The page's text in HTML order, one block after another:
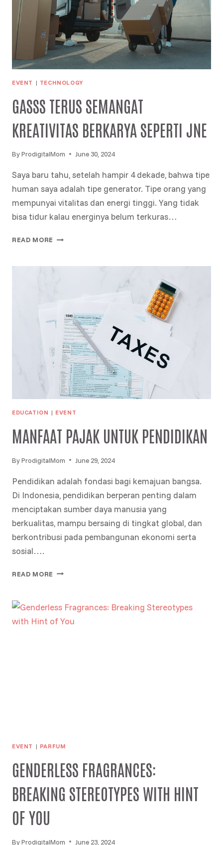
DAN
NYAMAN
PAKAI
LAPTOP
ASUS
AI
EVENT | TECHNOLOGY
GASSS TERUS SEMANGAT
KREATIVITAS BERKARYA SEPERTI JNE
ByProdigitalMom June 30, 2024
Saya baru tahu, setelah hampir 4 dekade, bahwa tipe
human saya adalah tipe generator. Tipe orang yang
mempunyai vitalitas dan energi tinggi. Yang tidak
bisa tidur kalau energinya belum terkuras…
READ MORE GASSS
KREATIVITAS
EDUCATION | EVENT
MANFAAT PAJAK UNTUK PENDIDIKAN
ByProdigitalMom June 29, 2024
Pendidikan adalah fondasi bagi kemajuan bangsa.
Di Indonesia, pendidikan berperan penting dalam
menciptakan sumber daya manusia yang
berkualitas, mampu bersaing di tingkat global, dan
berkontribusi pada pembangunan ekonomi serta
sosial….
READ MORE MANFAAT
PENDIDIKAN
EVENT | PARFUM
GENDERLESS FRAGRANCES:
BREAKING STEREOTYPES WITH HINT
OF YOU
ByProdigitalMom June 23, 2024